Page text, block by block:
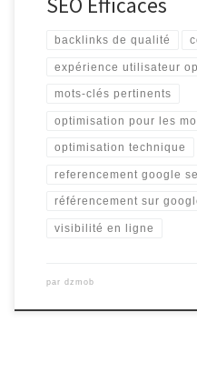
backlinks de qualité
expérience utilisateur
mots-clés pertinents
optimisation pour les
optimisation technique
referencement google
référencement sur
visibilité en ligne
par dzmob